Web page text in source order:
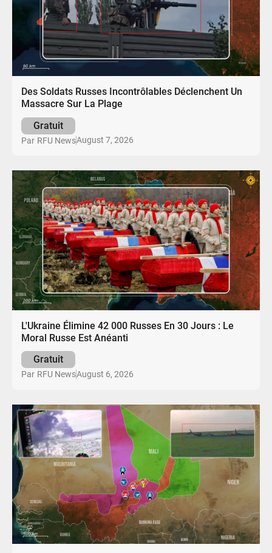
Des Soldats Russes Incontrôlables Déclenchent Un
Massacre Sur La Plage
Gratuit
Par RFU NewsAugust 7, 2026
L'Ukraine Élimine 42 000 Russes En 30 Jours : Le
Moral Russe Est Anéanti
Gratuit
Par RFU NewsAugust 6, 2026